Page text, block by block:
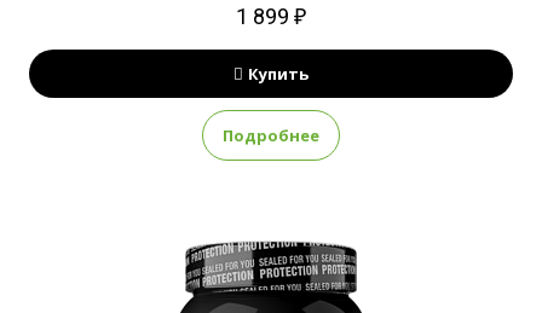
1 899 ₽
Купить
Подробнее